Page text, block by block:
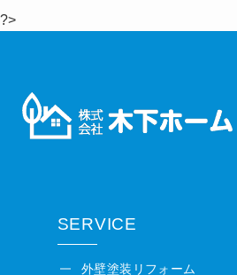
?>
SERVICE
外壁塗装リフォーム